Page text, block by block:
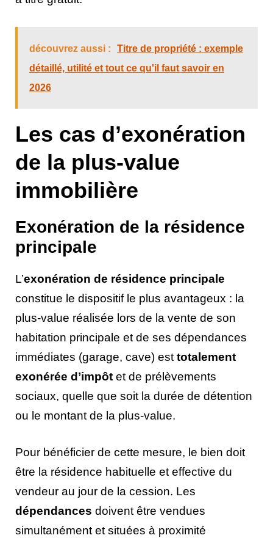
découvrez aussi :
Titre de propriété : exemple
détaillé, utilité et tout ce qu'il faut savoir en
2026
Les cas d’exonération
de la plus-value
immobilière
Exonération de la résidence
principale
L’exonération de résidence principale
constitue le dispositif le plus avantageux : la
plus-value réalisée lors de la vente de son
habitation principale et de ses dépendances
immédiates (garage, cave) est totalement
exonérée d’impôt et de prélèvements
sociaux, quelle que soit la durée de détention
ou le montant de la plus-value.
Pour bénéficier de cette mesure, le bien doit
être la résidence habituelle et effective du
vendeur au jour de la cession. Les
dépendances doivent être vendues
simultanément et situées à proximité